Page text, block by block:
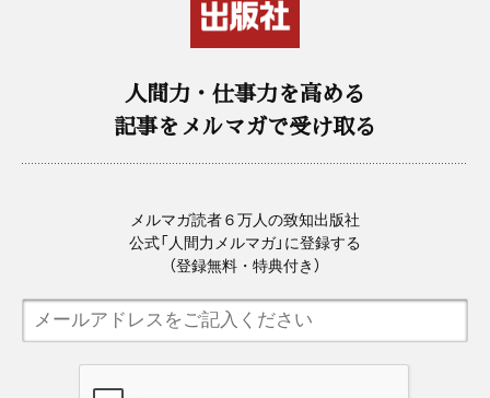
人間力・仕事力を高める
記事をメルマガで受け取る
メルマガ読者６万人の致知出版社
公式「人間力メルマガ」に登録する
（登録無料・特典付き）